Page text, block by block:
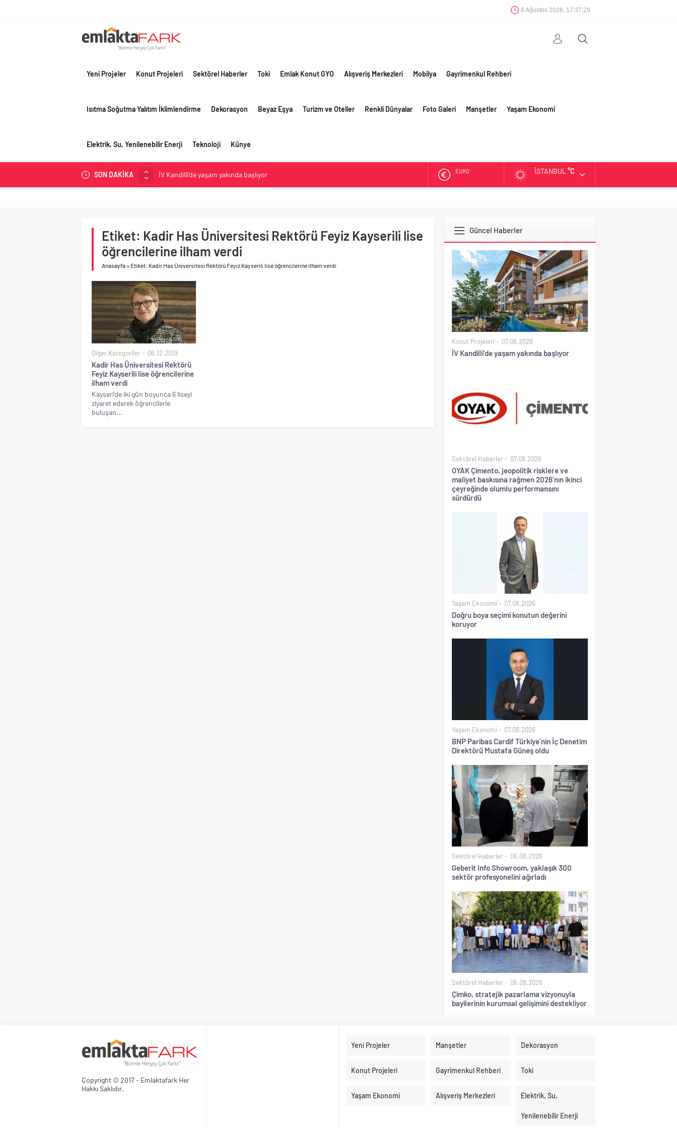
8 Ağustos 2026, 17:37:29
Yeni Projeler Konut Projeleri Sektörel Haberler Toki Emlak Konut GYO Alışveriş Merkezleri Mobilya Gayrimenkul Rehberi
Isıtma Soğutma Yalıtım İklimlendirme Dekorasyon Beyaz Eşya Turizm ve Oteller Renkli Dünyalar Foto Galeri Manşetler Yaşam Ekonomi
Elektrik, Su, Yenilenebilir Enerji Teknoloji Künye
SON DAKİKA
İV Kandilli’de yaşam yakında başlıyor
OYAK Çimento, jeopolitik risklere ve maliyet baskısına rağmen 2026’nın ikinci
çeyreğinde olumlu performansını sürdürdü
Birleşik Arap Emirlikleri’nin ilk yüksek hızlı demiryolu projesine Kalyon İnşaat imzası
EURO İSTANBUL °C
Etiket: Kadir Has Üniversitesi Rektörü Feyiz Kayserili lise
öğrencilerine ilham verdi
Anasayfa » Etiket: Kadir Has Üniversitesi Rektörü Feyiz Kayserili lise öğrencilerine ilham verdi
Diğer Kategoriler 06.12.2019
Kadir Has Üniversitesi Rektörü
Feyiz Kayserili lise öğrencilerine
ilham verdi
Kayseri’de iki gün boyunca 6 liseyi
ziyaret ederek öğrencilerle
buluşan...
Güncel Haberler
Konut Projeleri 07.08.2026
İV Kandilli’de yaşam yakında başlıyor
Sektörel Haberler 07.08.2026
OYAK Çimento, jeopolitik risklere ve
maliyet baskısına rağmen 2026’nın ikinci
çeyreğinde olumlu performansını
sürdürdü
Yaşam Ekonomi 07.08.2026
Doğru boya seçimi konutun değerini
koruyor
Yaşam Ekonomi 07.08.2026
BNP Paribas Cardif Türkiye’nin İç Denetim
Direktörü Mustafa Güneş oldu
Sektörel Haberler 06.08.2026
Geberit Info Showroom, yaklaşık 300
sektör profesyonelini ağırladı
Sektörel Haberler 06.08.2026
Çimko, stratejik pazarlama vizyonuyla
bayilerinin kurumsal gelişimini destekliyor
Copyright © 2017 - Emlaktafark Her
Hakkı Saklıdır.
Yeni Projeler Manşetler Dekorasyon
Konut Projeleri Gayrimenkul Rehberi Toki
Yaşam Ekonomi Alışveriş Merkezleri Elektrik, Su,
Yenilenebilir Enerji